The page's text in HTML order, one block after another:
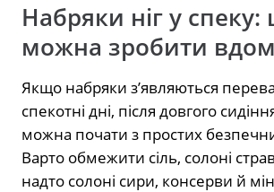
Набряки ніг у
можна зробити
Якщо набряки з’являються
спекотні дні, після довгого
можна почати з простих
Варто обмежити сіль, солоні
надто солоні сири, консерви й